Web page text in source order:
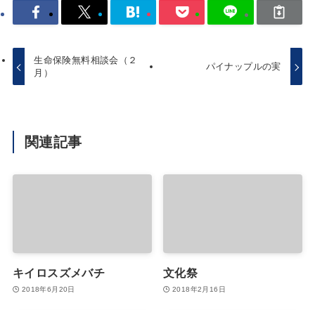
生命保険無料相談会（２
月）
パイナップルの実
関連記事
キイロスズメバチ
2018年6月20日
文化祭
2018年2月16日